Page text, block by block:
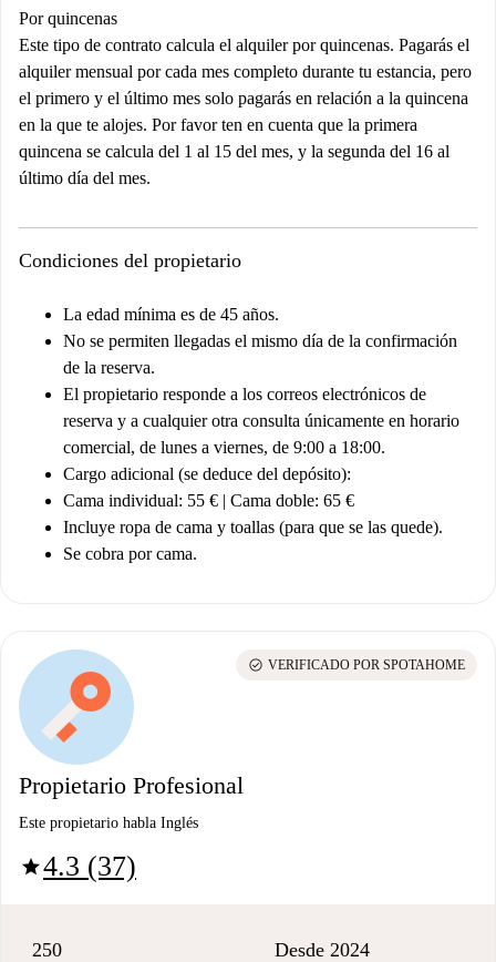
Por quincenas
Este tipo de contrato calcula el alquiler por quincenas. Pagarás el
alquiler mensual por cada mes completo durante tu estancia, pero
el primero y el último mes solo pagarás en relación a la quincena
en la que te alojes. Por favor ten en cuenta que la primera
quincena se calcula del 1 al 15 del mes, y la segunda del 16 al
último día del mes.
Condiciones del propietario
La edad mínima es de 45 años.
No se permiten llegadas el mismo día de la confirmación
de la reserva.
El propietario responde a los correos electrónicos de
reserva y a cualquier otra consulta únicamente en horario
comercial, de lunes a viernes, de 9:00 a 18:00.
Cargo adicional (se deduce del depósito):
Cama individual: 55 € | Cama doble: 65 €
Incluye ropa de cama y toallas (para que se las quede).
Se cobra por cama.
Propietario Profesional
Este propietario habla Inglés
star4.3 (37)
check_circle VERIFICADO POR SPOTAHOME
250 Desde 2024